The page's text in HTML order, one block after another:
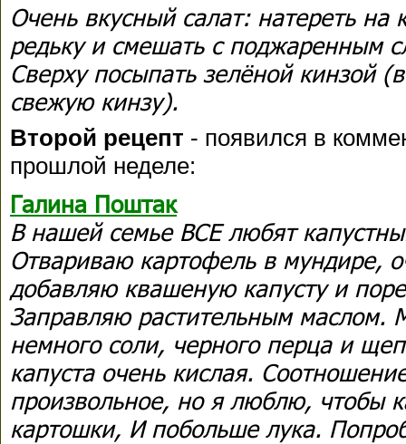
Очень вкусный салат: натереть на
редьку и смешать с поджаренным
Сверху посыпать зелёной кинзой
свежую кинзу).
Второй рецепт - появился в
прошлой неделе:
Галина Поштак
В нашей семье ВСЕ любят
Отвариваю картофель в мундире,
добавляю квашеную капусту и
Заправляю растительным маслом.
немного соли, черного перца и
капуста очень кислая.
произвольное, но я люблю, чтобы
картошки, И побольше лука.